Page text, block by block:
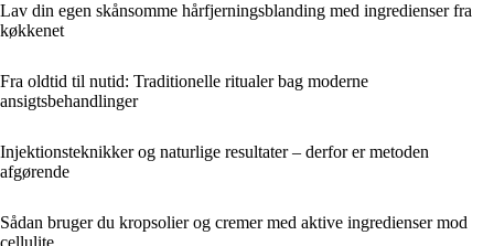
Lav din egen skånsomme hårfjerningsblanding med ingredienser fra
køkkenet
Fra oldtid til nutid: Traditionelle ritualer bag moderne
ansigtsbehandlinger
Injektionsteknikker og naturlige resultater – derfor er metoden
afgørende
Sådan bruger du kropsolier og cremer med aktive ingredienser mod